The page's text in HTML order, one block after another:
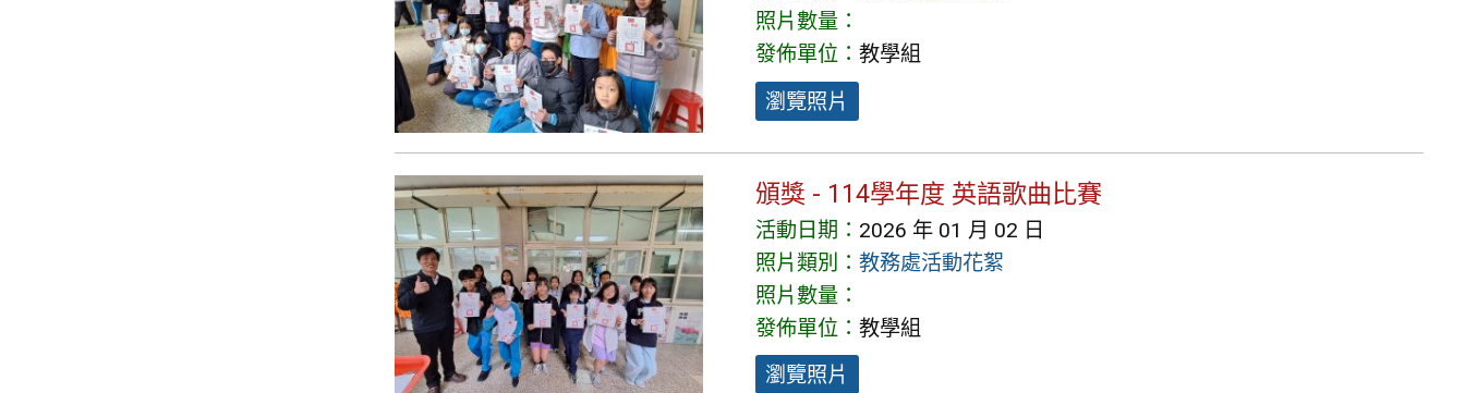
照片數量：
發佈單位： 教學組
瀏覽照片
頒獎 - 114學年度 英語歌曲比賽
活動日期： 2026 年 01 月 02 日
照片類別： 教務處活動花絮
照片數量：
發佈單位： 教學組
瀏覽照片